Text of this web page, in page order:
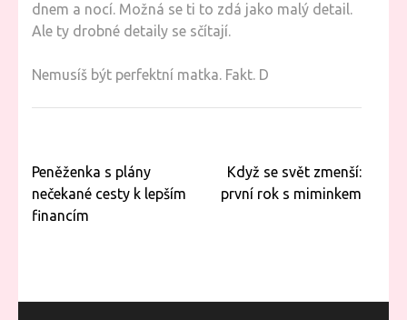
dnem a nocí. Možná se ti to zdá jako malý detail.
Ale ty drobné detaily se sčítají.
Nemusíš být perfektní matka. Fakt. D
Navigace
pro
příspěvek
Peněženka s plány
nečekané cesty k lepším
financím
Když se svět zmenší:
první rok s miminkem